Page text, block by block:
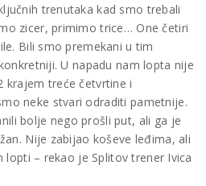
trenutaka kad smo trebali
zicer, primimo trice… One četiri
Bili smo premekani u tim
U napadu nam lopta nije
krajem treće četvrtine i
neke stvari odraditi pametnije.
bolje nego prošli put, ali ga je
Nije zabijao koševe leđima, ali
lopti – rekao je Splitov trener Ivica